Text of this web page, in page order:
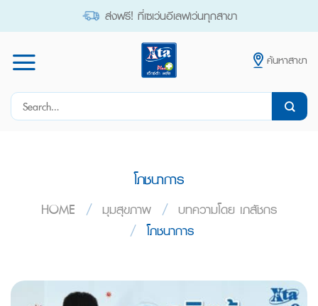
ส่งฟรี! ที่เซเว่นอีเลฟเว่นทุกสาขา
ค้นหาสาขา
Search
โภชนาการ
HOME / มุมสุขภาพ / บทความโดย เภสัชกร
/ โภชนาการ